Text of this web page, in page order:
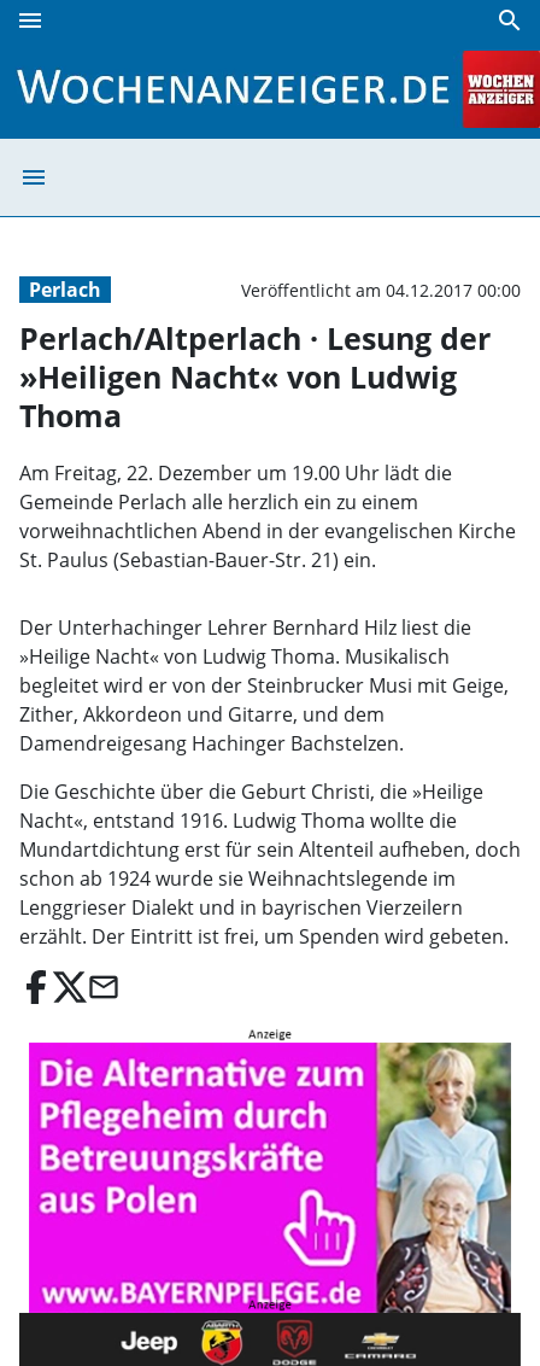
menu search
menu
Perlach Veröffentlicht am 04.12.2017 00:00
Perlach/Altperlach · Lesung der
»Heiligen Nacht« von Ludwig
Thoma
Am Freitag, 22. Dezember um 19.00 Uhr lädt die
Gemeinde Perlach alle herzlich ein zu einem
vorweihnachtlichen Abend in der evangelischen Kirche
St. Paulus (Sebastian-Bauer-Str. 21) ein.
Der Unterhachinger Lehrer Bernhard Hilz liest die
»Heilige Nacht« von Ludwig Thoma. Musikalisch
begleitet wird er von der Steinbrucker Musi mit Geige,
Zither, Akkordeon und Gitarre, und dem
Damendreigesang Hachinger Bachstelzen.
Die Geschichte über die Geburt Christi, die »Heilige
Nacht«, entstand 1916. Ludwig Thoma wollte die
Mundartdichtung erst für sein Altenteil aufheben, doch
schon ab 1924 wurde sie Weihnachtslegende im
Lenggrieser Dialekt und in bayrischen Vierzeilern
erzählt. Der Eintritt ist frei, um Spenden wird gebeten.
email